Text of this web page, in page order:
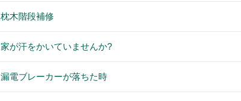
枕木階段補修
家が汗をかいていませんか?
漏電ブレーカーが落ちた時